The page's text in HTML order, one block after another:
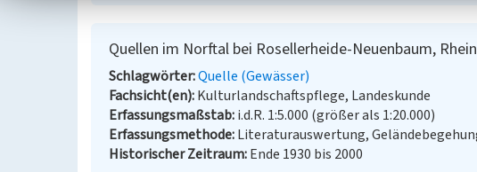
Quellen im Norftal bei Rosellerheide-Neuenbaum,
Schlagwörter Quelle (Gewässer)
Fachsicht(en) Kulturlandschaftspflege, Landeskunde
Erfassungsmaßstab i.d.R. 1:5.000 (größer als 1:20.000)
Erfassungsmethode Literaturauswertung,
Historischer Zeitraum Ende 1930 bis 2000